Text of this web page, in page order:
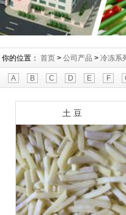
你的位置： 首页 > 公司产品 > 冷冻系
A B C D E F
土 豆